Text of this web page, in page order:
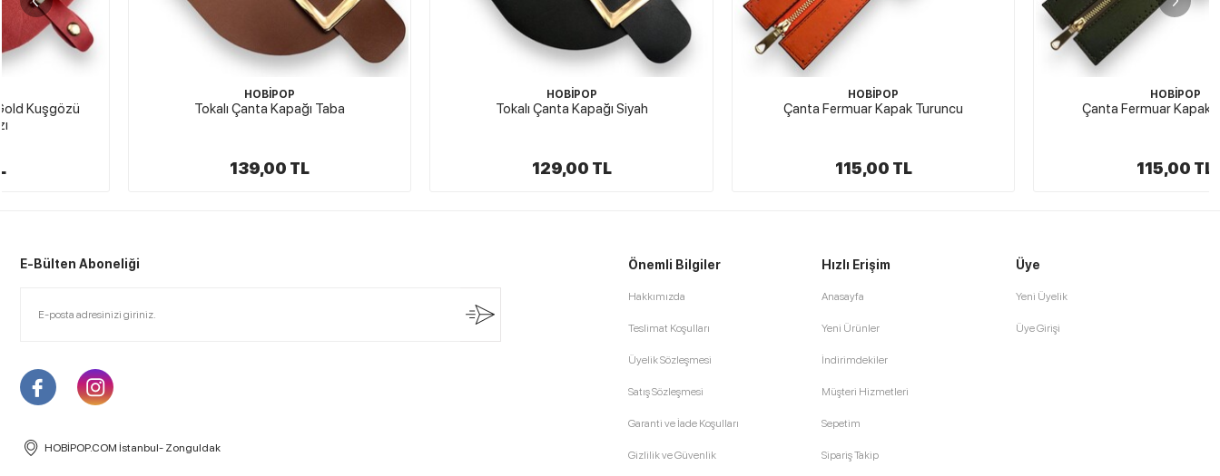
Tokalı Çanta Kapağı Taba Tokalı Çanta Kapağı Siyah Çanta Fermuar Kapak Turuncu Çanta Fermuar Kapak Haki Yeşil
E-Bülten Aboneliği
HOBİPOP.COM İstanbul- Zonguldak
Önemli Bilgiler
Hakkımızda
Teslimat Koşulları
Üyelik Sözleşmesi
Satış Sözleşmesi
Garanti ve İade Koşulları
Gizlilik ve Güvenlik
Hızlı Erişim
Anasayfa
Yeni Ürünler
İndirimdekiler
Müşteri Hizmetleri
Sepetim
Sipariş Takip
Üye
Yeni Üyelik
Üye Girişi